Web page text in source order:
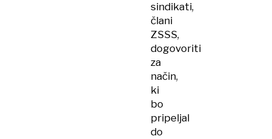
sindikati,
člani
ZSSS,
dogovoriti
za
način,
ki
bo
pripeljal
do